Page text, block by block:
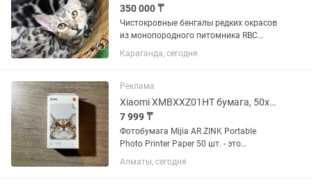
350 000 ₸
Чистокровные бенгалы редких окрасов
из монопородного питомника RBC
MARSEILLE Окрасы: ns 24 (Серебро,
Угольное серебро), снежное серебро
33), бывает даже a 24...
Караганда, сегодня
Реклама
Xiaomi XMBXXZ01HT бумага, 50x76 мм, 50 листов, матовое покрытие
7 999 ₸
Фотобумага Mijia AR ZINK Portable
Photo Printer Paper 50 шт. - это
идеальное решение для тех, кто хочет
сохранить свои воспоминания в виде
Алматы, сегодня